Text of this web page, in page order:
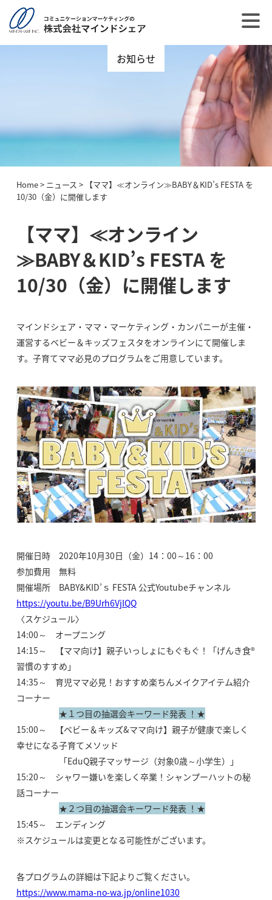
お知らせ
Home> ニュース > 【ママ】≪オンライン≫BABY＆KID’s FESTA を
10/30（金）に開催します
【ママ】≪オンライン
≫BABY＆KID’s FESTA を
10/30（金）に開催します
マインドシェア・ママ・マーケティング・カンパニーが主催・
運営するベビー＆キッズフェスタをオンラインにて開催しま
す。子育てママ必見のプログラムをご用意しています。
開催日時 2020年10月30日（金）14：00～16：00
参加費用 無料
開催場所 BABY&KID’ｓ FESTA 公式Youtubeチャンネル
https://youtu.be/B9Urh6VjIQQ
〈スケジュール〉
14:00～ オープニング
14:15～ 【ママ向け】親子いっしょにもぐもぐ！「げんき食®
習慣のすすめ」
14:35～ 育児ママ必見！おすすめ楽ちんメイクアイテム紹介
コーナー
★１つ目の抽選会キーワード発表 ！★
15:00～ 【ベビー＆キッズ&ママ向け】親子が健康で楽しく
幸せになる子育てメソッド
「EduQ親子マッサージ（対象0歳～小学生）」
15:20～ シャワー嫌いを楽しく卒業！シャンプーハットの秘
話コーナー
★２つ目の抽選会キーワード発表 ！★
15:45～ エンディング
※スケジュールは変更となる可能性がございます。
各プログラムの詳細は下記よりご覧ください。
https://www.mama-no-wa.jp/online1030